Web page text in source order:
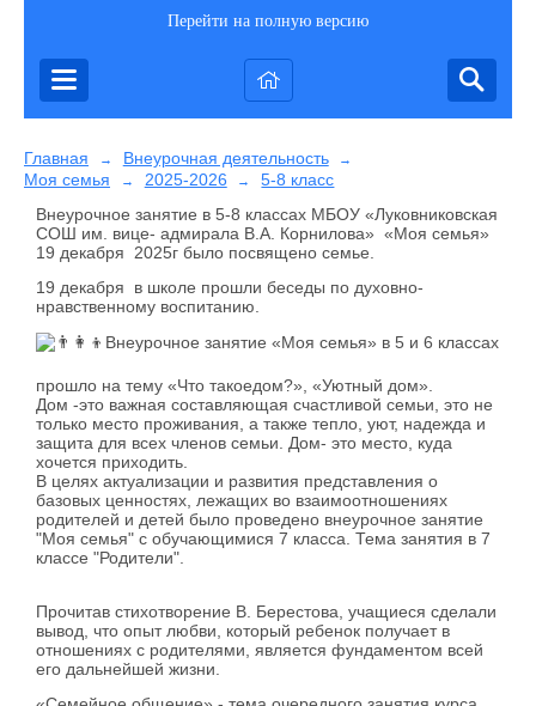
Перейти на полную версию
Главная → Внеурочная деятельность →
Моя семья → 2025-2026 →
5-8 класс
Внеурочное занятие в 5-8 классах МБОУ «Луковниковская
СОШ им. вице- адмирала В.А. Корнилова» «Моя семья»
19 декабря 2025г было посвящено семье.
19 декабря в школе прошли беседы по духовно-
нравственному воспитанию.
Внеурочное занятие «Моя семья» в 5 и 6 классах
прошло на тему «Что такоедом?», «Уютный дом».
Дом -это важная составляющая счастливой семьи, это не
только место проживания, а также тепло, уют, надежда и
защита для всех членов семьи. Дом- это место, куда
хочется приходить.
В целях актуализации и развития представления о
базовых ценностях, лежащих во взаимоотношениях
родителей и детей было проведено внеурочное занятие
"Моя семья" с обучающимися 7 класса. Тема занятия в 7
классе "Родители".
Прочитав стихотворение В. Берестова, учащиеся сделали
вывод, что опыт любви, который ребенок получает в
отношениях с родителями, является фундаментом всей
его дальнейшей жизни.